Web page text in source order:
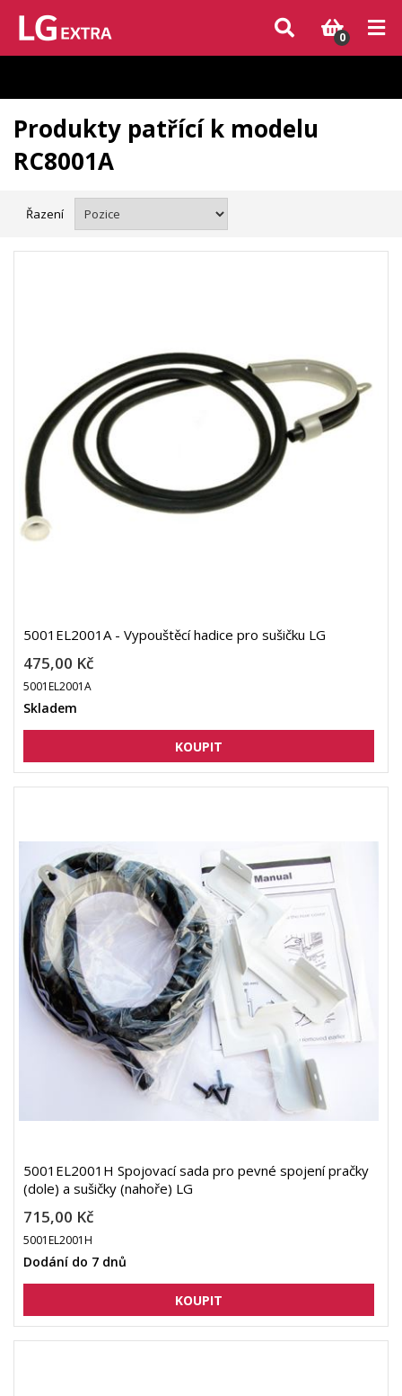
Vzhledem k aktuální situaci se může dodání dílů, které nejsou skladem,
zpozdit. Děkujeme za pochopení.
0
Produkty patřící k modelu
RC8001A
Řazení
5001EL2001A - Vypouštěcí hadice pro sušičku LG
475,00 Kč
5001EL2001A
Skladem
5001EL2001H Spojovací sada pro pevné spojení pračky
(dole) a sušičky (nahoře) LG
715,00 Kč
5001EL2001H
Dodání do 7 dnů